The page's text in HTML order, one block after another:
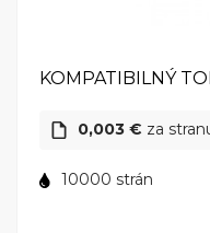
KOMPATIBILNÝ
0,003 € za
10000 strán